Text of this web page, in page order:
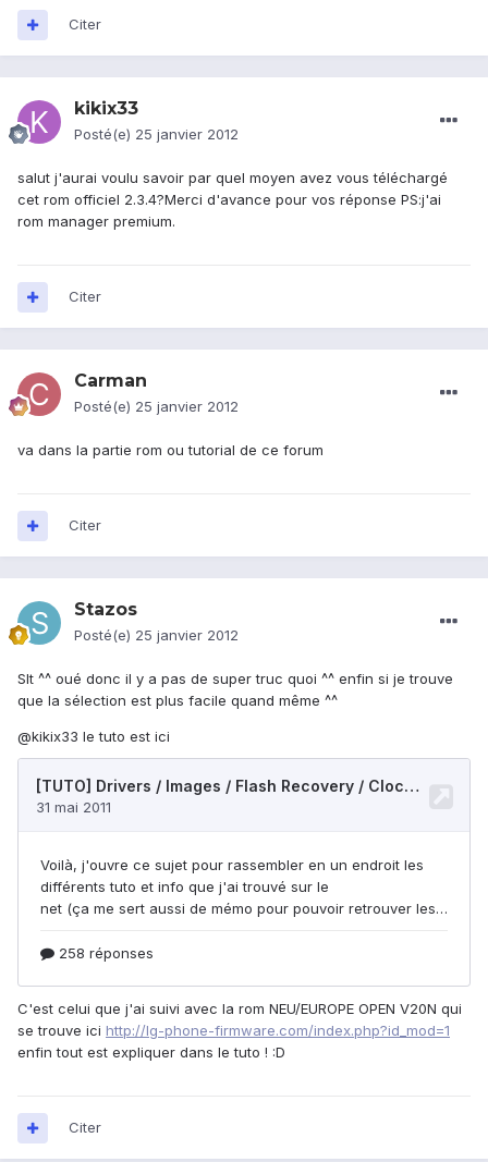
Citer
kikix33
Posté(e) 25 janvier 2012
salut j'aurai voulu savoir par quel moyen avez vous téléchargé
cet rom officiel 2.3.4?Merci d'avance pour vos réponse PS:j'ai
rom manager premium.
Citer
Carman
Posté(e) 25 janvier 2012
va dans la partie rom ou tutorial de ce forum
Citer
Stazos
Posté(e) 25 janvier 2012
Slt ^^ oué donc il y a pas de super truc quoi ^^ enfin si je trouve
que la sélection est plus facile quand même ^^
@kikix33 le tuto est ici
C'est celui que j'ai suivi avec la rom NEU/EUROPE OPEN V20N qui
se trouve ici http://lg-phone-firmware.com/index.php?id_mod=1
enfin tout est expliquer dans le tuto ! :D
Citer